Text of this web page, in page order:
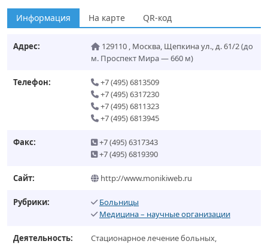
Информация На карте QR-код
Адрес: 129110 , Москва, Щепкина ул., д. 61/2(до
м. Проспект Мира — 660 м)
Телефон:
+7 (495) 6813509
+7 (495) 6317230
+7 (495) 6811323
+7 (495) 6813945
Факс:
+7 (495) 6317343
+7 (495) 6819390
Сайт: http://www.monikiweb.ru
Рубрики:
Больницы
Медицина – научные организации
Деятельность:
Стационарное лечение больных,